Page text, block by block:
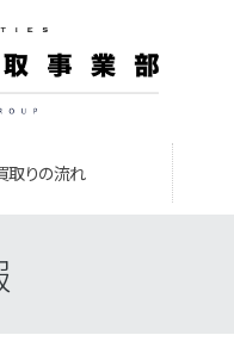
取りの流れ